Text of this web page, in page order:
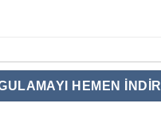
HEMEN INDIR